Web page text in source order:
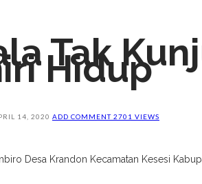
Tak
Hidup
14, 2020 ADD COMMENT 2701 VIEWS
Desa Krandon Kecamatan Kesesi